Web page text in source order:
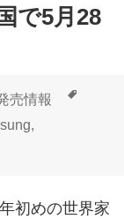
で5月28
ー
売情報
,
国で5月28日公
初めの世界家